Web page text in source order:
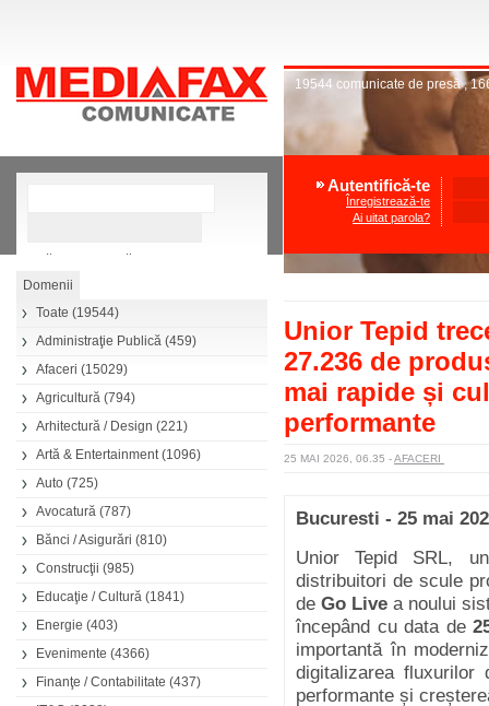
Căutare avansată
Toate (19544)
Administraţie Publică (459)
Afaceri (15029)
Agricultură (794)
Arhitectură / Design (221)
Artă & Entertainment(1096)
Auto (725)
Avocatură (787)
Bănci / Asigurări (810)
Construcţii (985)
Educaţie / Cultură (1841)
Energie (403)
Evenimente (4366)
Finanţe / Contabilitate (437)
19544 comunicate de presă,
Autentifică-te
Înregistrează-te
Ai uitat parola?
Unior Tepid
27.236 de
mai rapide și
performante
25 MAI 2026, 06.35 -AFACERI
Bucuresti - 25 mai
Unior Tepid SRL,
distribuitori de scule
de Go Live a noului
începând cu data de
importantă în
digitalizarea fluxurilor
performante și